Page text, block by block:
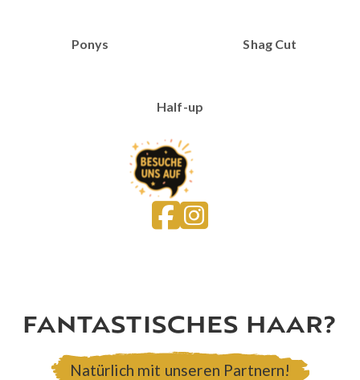
Ponys Shag Cut
Half-up
FANTASTISCHES HAAR?
Natürlich mit unseren Partnern!